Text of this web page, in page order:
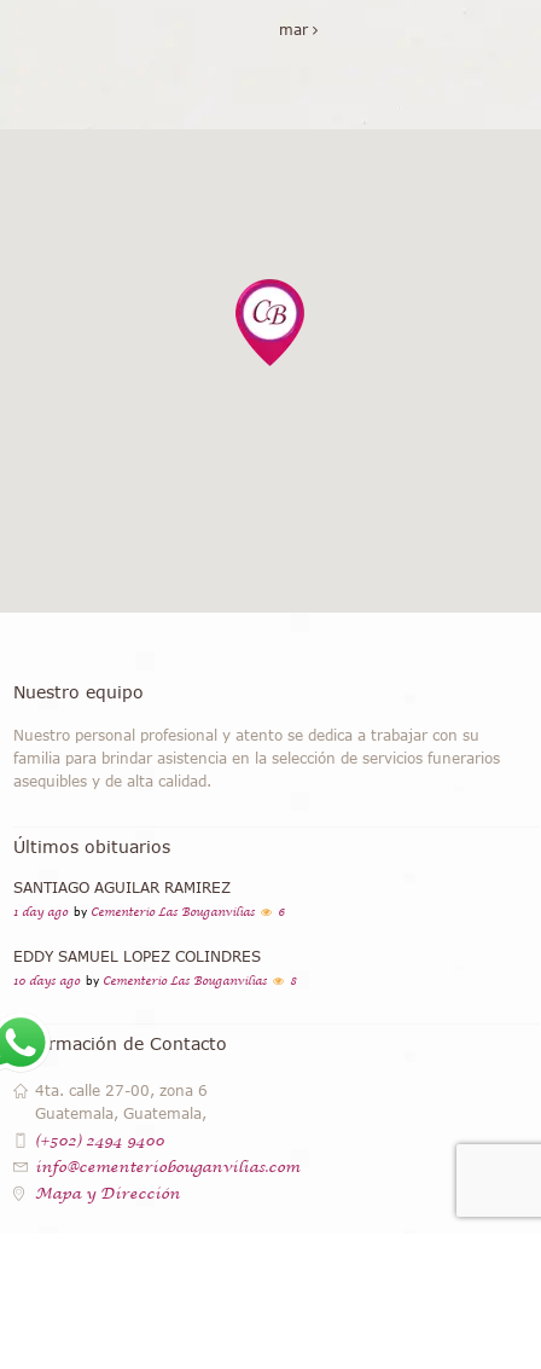
mar
Nuestro equipo
Nuestro personal profesional y atento se dedica a trabajar con su
familia para brindar asistencia en la selección de servicios funerarios
asequibles y de alta calidad.
Últimos obituarios
SANTIAGO AGUILAR RAMIREZ
1 day ago by Cementerio Las Bouganvilias 6
EDDY SAMUEL LOPEZ COLINDRES
10 days ago by Cementerio Las Bouganvilias 8
Información de Contacto
4ta. calle 27-00, zona 6
Guatemala, Guatemala,
(+502) 2494 9400
info@cementeriobouganvilias.com
Mapa y Dirección